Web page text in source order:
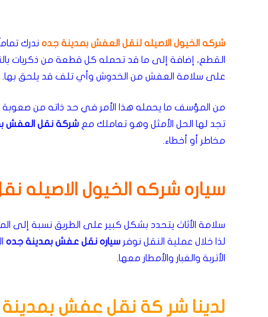
شركه الخيول الاصيله لنقل العفش بمدينة جده ندرك
القطع، إضافة إلى ما قد تحمله كل قطعة من ذكريات
على سلامة العفش من الخدوش وأي تلف قد يلحق بها.
من المؤسف ما يحمله هذا الأمر في حد ذاته من صعوبة
تجد لها الحل الأمثل وهو تعاملك مع شركة نقل العفش
مخاطر أو أخطاء.
سياره شركه الخيول الاصيله
سلامة الأثاث يتحدد بشكل كبير على الطريق نسبة
لذا خلال عملية النقل نوفر سياره نقل عفش بمدينة جده
الأتربة والغبار والأمطار معها.
لدينا شر كة نقل عفش بمدينة